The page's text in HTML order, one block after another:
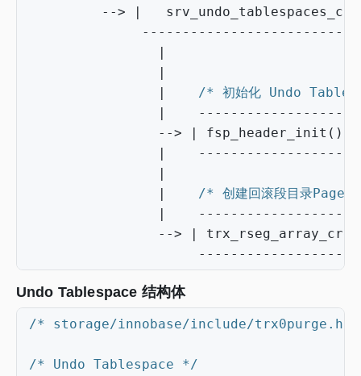
-->
|
|
|
|
/* 初始化 Undo
|
-------------------
-->
| fsp_header_init ()
|
-------------------
|
|
/* 创建回滚段目录Page
|
-->
|
Undo Tablespace 结构体
/* storage/innobase/include/trx0purge.h
/* Undo Tablespace */